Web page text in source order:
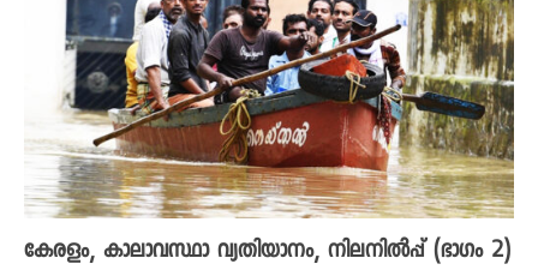
കേരളം, കാലാവസ്ഥാ വ്യതിയാനം, നിലനിൽപ്പ് (ഭാ​ഗം 2)